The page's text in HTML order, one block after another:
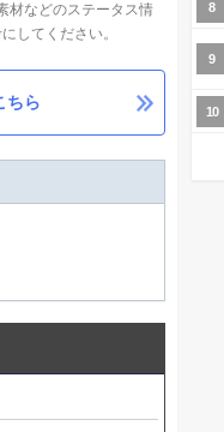
材などのステータス情
してください。
ちら